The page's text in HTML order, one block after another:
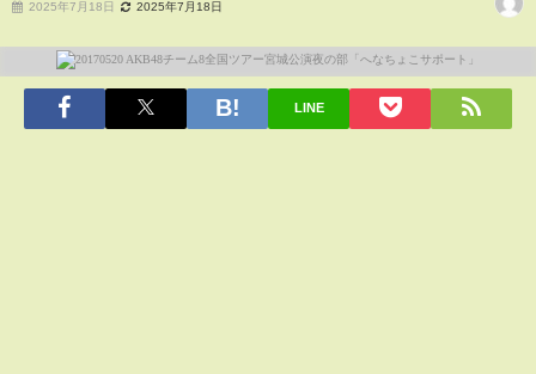
2025年7月18日 2025年7月18日
LINE